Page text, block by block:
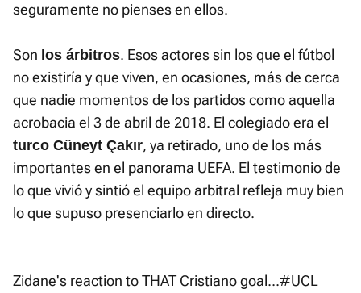
seguramente no pienses en ellos.
Son los árbitros. Esos actores sin los que el fútbol
no existiría y que viven, en ocasiones, más de cerca
que nadie momentos de los partidos como aquella
acrobacia el 3 de abril de 2018. El colegiado era el
turco Cüneyt Çakır, ya retirado, uno de los más
importantes en el panorama UEFA. El testimonio de
lo que vivió y sintió el equipo arbitral refleja muy bien
lo que supuso presenciarlo en directo.
Zidane's reaction to THAT Cristiano goal...#UCL